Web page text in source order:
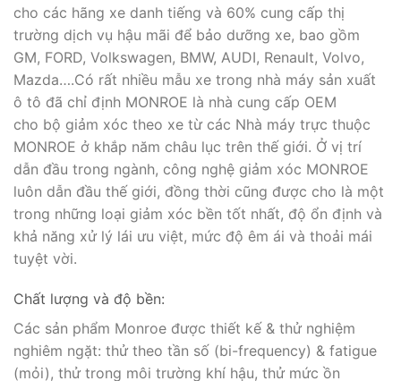
cho các hãng xe danh tiếng và 60% cung cấp thị
trường dịch vụ hậu mãi để bảo dưỡng xe, bao gồm
GM, FORD, Volkswagen, BMW, AUDI, Renault, Volvo,
Mazda….Có rất nhiều mẫu xe trong nhà máy sản xuất
ô tô đã chỉ định MONROE là nhà cung cấp OEM
cho bộ giảm xóc theo xe từ các Nhà máy trực thuộc
MONROE ở khắp năm châu lục trên thế giới. Ở vị trí
dẫn đầu trong ngành, công nghệ giảm xóc MONROE
luôn dẫn đầu thế giới, đồng thời cũng được cho là một
trong những loại giảm xóc bền tốt nhất, độ ổn định và
khả năng xử lý lái ưu việt, mức độ êm ái và thoải mái
tuyệt vời.
Chất lượng và độ bền:
Các sản phẩm Monroe được thiết kế & thử nghiệm
nghiêm ngặt: thử theo tần số (bi-frequency) & fatigue
(mỏi), thử trong môi trường khí hậu, thử mức ồn